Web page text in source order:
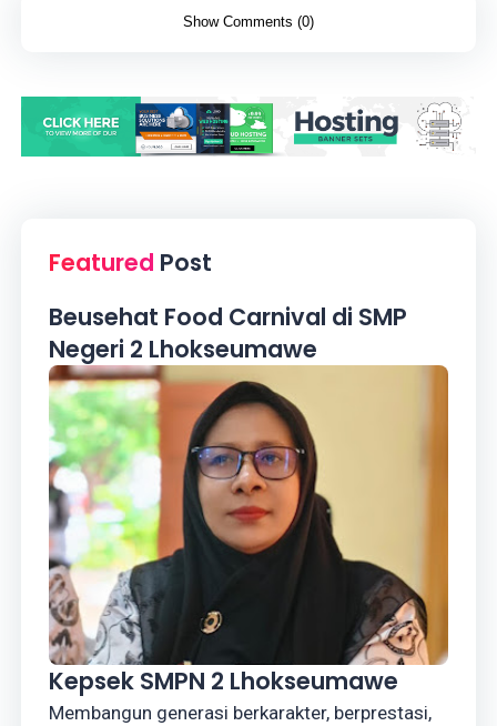
Show Comments (0)
Featured Post
Beusehat Food Carnival di SMP
Negeri 2 Lhokseumawe
Kepsek SMPN 2 Lhokseumawe
Membangun generasi berkarakter, berprestasi,